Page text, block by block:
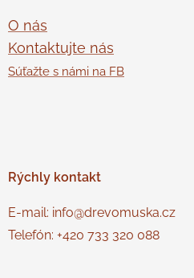
O nás
Kontaktujte nás
Súťažte s námi na FB
Rýchly kontakt
E-mail: info@drevomuska.cz
Telefón: +420 733 320 088